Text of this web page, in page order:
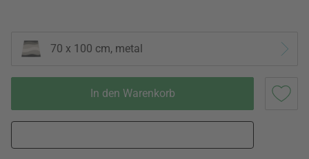
70 x 100 cm, metal
In den Warenkorb